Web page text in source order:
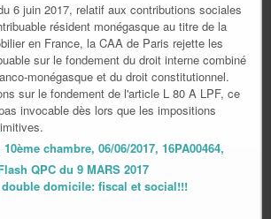
6 juin 2017, relatif aux contributions sociales
résident monégasque au titre de la
en France, la CAA de Paris rejette les
sur le fondement du droit interne combiné
monégasque et du droit constitutionnel.
sur le fondement de l'article L 80 A LPF, ce
invocable dès lors que les impositions
chambre, 06/06/2017, 16PA00464,
QPC du 9 MARS 2017
domicile: fiscal et social!!!